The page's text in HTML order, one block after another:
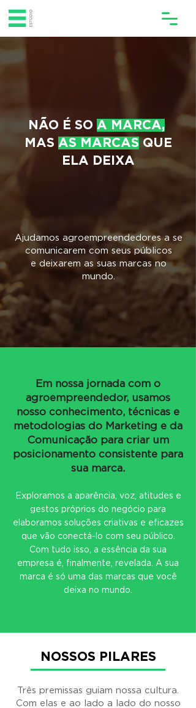
NÃO É SO A MARCA,
MAS AS MARCAS QUE
ELA DEIXA
Ajudamos agroempreendedores a se
comunicarem com seus públicos
e deixarem as suas marcas no
mundo.
Em nossa jornada com o
agroempreendedor, usamos
nosso conhecimento, técnicas e
metodologias do Marketing e da
Comunicação para criar um
posicionamento consistente para
sua marca.
Exploramos a aparência, voz, atitudes e
gestos próprios do negócio para
elaboramos soluções criativas e eficazes
que vão conectá-lo com seu público.
Com tudo isso, a essência da sua
empresa é, finalmente, revelada. A sua
marca é só uma das marcas que você
deixa no mundo.
NOSSOS PILARES
Três premissas guiam nossa cultura.
Com elas e ao lado a lado do nosso